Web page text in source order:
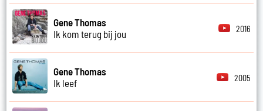
Gene Thomas
Ik kom terug bij jou
2016
Gene Thomas
Ik leef
2005